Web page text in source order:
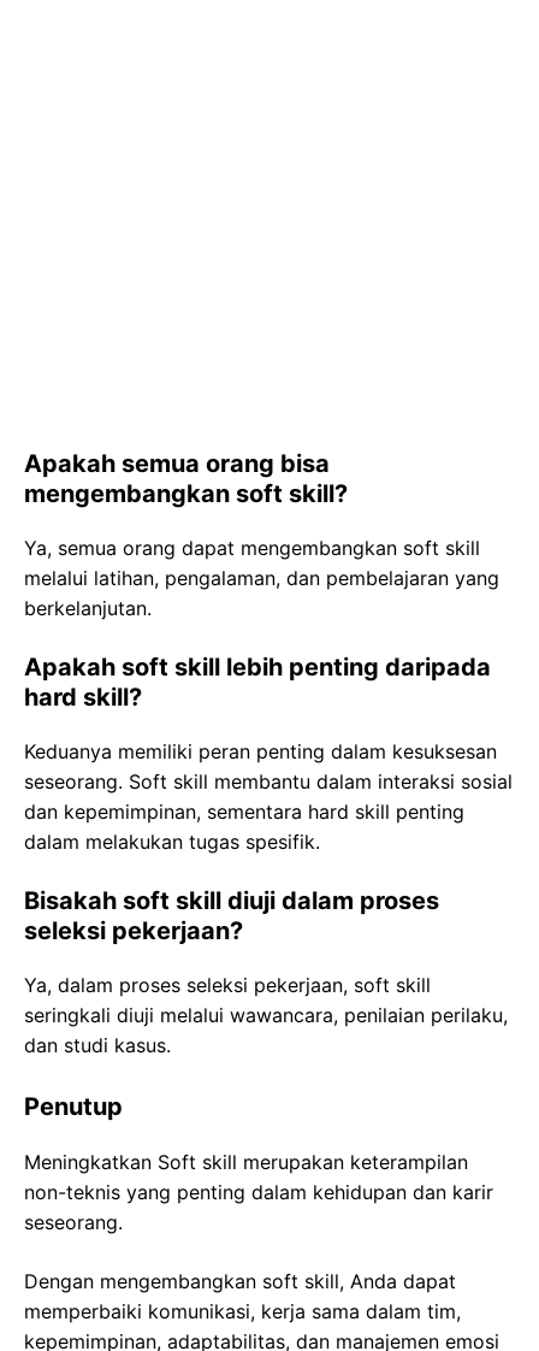
Apakah semua orang bisa
mengembangkan soft skill?
Ya, semua orang dapat mengembangkan soft skill
melalui latihan, pengalaman, dan pembelajaran yang
berkelanjutan.
Apakah soft skill lebih penting daripada
hard skill?
Keduanya memiliki peran penting dalam kesuksesan
seseorang. Soft skill membantu dalam interaksi sosial
dan kepemimpinan, sementara hard skill penting
dalam melakukan tugas spesifik.
Bisakah soft skill diuji dalam proses
seleksi pekerjaan?
Ya, dalam proses seleksi pekerjaan, soft skill
seringkali diuji melalui wawancara, penilaian perilaku,
dan studi kasus.
Penutup
Meningkatkan Soft skill merupakan keterampilan
non-teknis yang penting dalam kehidupan dan karir
seseorang.
Dengan mengembangkan soft skill, Anda dapat
memperbaiki komunikasi, kerja sama dalam tim,
kepemimpinan, adaptabilitas, dan manajemen emosi